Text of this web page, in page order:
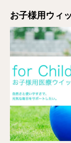
お子様用ウィ